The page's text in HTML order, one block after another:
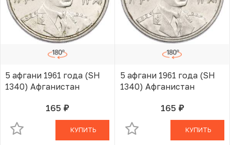
5 афгани 1961 года (SH
1340) Афганистан
165 руб.В КОРЗИНЕ
КУПИТЬ
5 афгани 1961 года (SH
1340) Афганистан
165 руб.В КОРЗИНЕ
КУПИТЬ